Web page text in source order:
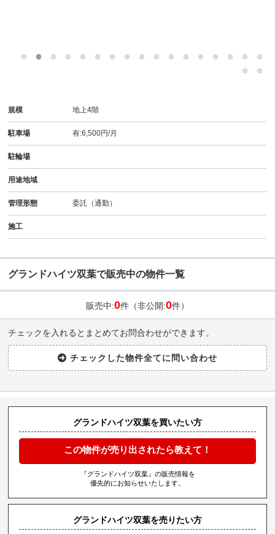
規模 地上4階
駐車場 有:6,500円/月
駐輪場
用途地域
管理形態 委託（通勤）
施工
グランドハイツ双葉で販売中の物件一覧
販売中:0件（非公開:0件）
チェックを入れるとまとめてお問合わせができます。
グランドハイツ双葉を買いたい方
この物件が売り出されたら教えて！
『グランドハイツ双葉』の販売情報を
優先的にお知らせいたします。
グランドハイツ双葉を売りたい方